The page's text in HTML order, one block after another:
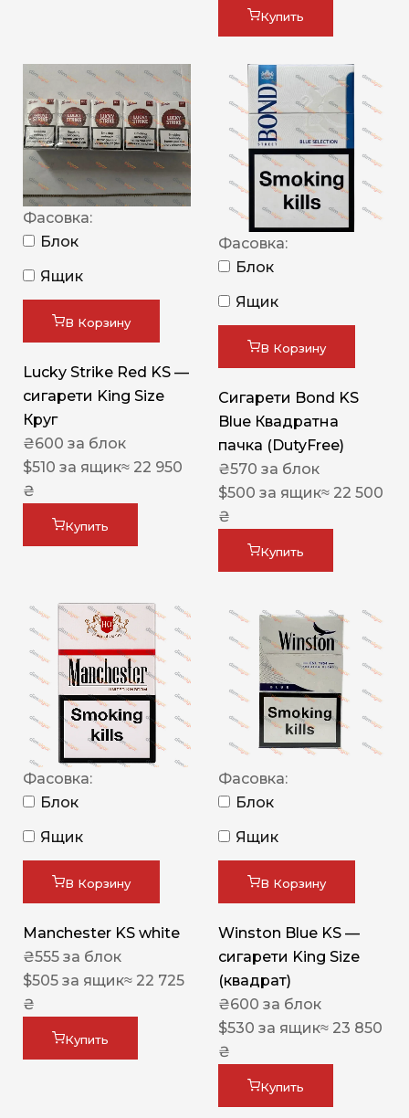
Купить
Фасовка:
Блок
Ящик
В Корзину
Lucky Strike Red KS —
сигарети King Size
Круг
₴600 за блок
$510 за ящик≈ 22 950
₴
Купить
Фасовка:
Блок
Ящик
В Корзину
Сигарети Bond KS
Blue Квадратна
пачка (DutyFree)
₴570 за блок
$500 за ящик≈ 22 500
₴
Купить
Фасовка:
Блок
Ящик
В Корзину
Manchester KS white
₴555 за блок
$505 за ящик≈ 22 725
₴
Купить
Фасовка:
Блок
Ящик
В Корзину
Winston Blue KS —
сигарети King Size
(квадрат)
₴600 за блок
$530 за ящик≈ 23 850
₴
Купить